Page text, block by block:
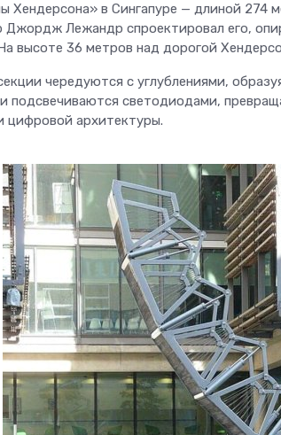
Хендерсона» в Сингапуре — длиной 274
Джордж Лежандр спроектировал его,
высоте 36 метров над дорогой
чередуются с углублениями,
подсвечиваются светодиодами,
цифровой архитектуры.